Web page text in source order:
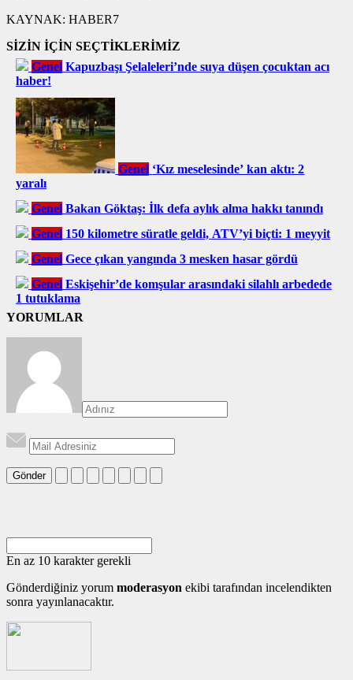
KAYNAK: HABER7
SİZİN İÇİN SEÇTİKLERİMİZ
Genel Kapuzbaşı Şelaleleri’nde suya düşen çocuktan acı
haber!
Genel ‘Kız meselesinde’ kan aktı: 2
yaralı
Genel Bakan Göktaş: İlk defa aylık alma hakkı tanındı
Genel 150 kilometre süratle geldi, ATV’yi biçti: 1 meyyit
Genel Gece çıkan yangında 3 mesken hasar gördü
Genel Eskişehir’de komşular arasındaki silahlı arbedede
1 tutuklama
YORUMLAR
Gönder
En az 10 karakter gerekli
Gönderdiğiniz yorum moderasyon ekibi tarafından incelendikten
sonra yayınlanacaktır.